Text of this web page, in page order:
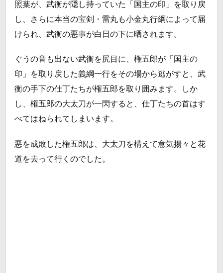
照葉が、武衡が隠し持っていた「国主の印」を取り戻
し、さらに本当の宝剣・雷丸も小金丸行綱によって届
けられ、武衡の悪事が白日の下に晒されます。
ぐうの音も出ない武衡を尻目に、権五郎が「国主の
印」を取り戻した義綱一行をその場から逃がすと、武
衡の手下の仕丁たちが権五郎を取り囲みます。しか
し、権五郎の大太刀が一閃すると、仕丁たちの首はす
べてはねられてしまいます。
悪を成敗した権五郎は、大太刀を構えて意気揚々と花
道を去って行くのでした。